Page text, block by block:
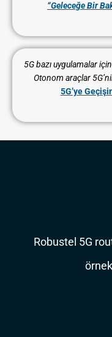
“Geleceğe Bir
5G bazı uygulamalar
Otonom araçlar
5G’ye
Robustel 5G